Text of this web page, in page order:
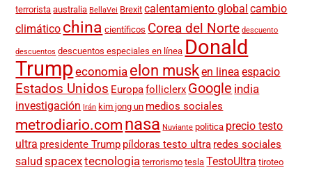
terrorista australia BellaVei Brexit calentamiento global cambio
climático china científicos Corea del Norte descuento
descuentos descuentos especiales en línea Donald
Trump economia elon musken linea espacio
Estados Unidos Europafolliclerx Google india
investigación Irán kim jong un medios sociales
metrodiario.com nasa Nuviante politica precio testo
ultra presidente Trump píldoras testo ultra redes sociales
salud spacextecnologia terrorismo tesla TestoUltra tiroteo